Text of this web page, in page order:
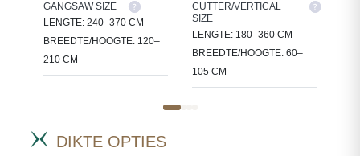
GANGSAW SIZE
LENGTE: 240–370 CM
BREEDTE/HOOGTE: 120–
210 CM
CUTTER/VERTICAL
SIZE
LENGTE: 180–360 CM
BREEDTE/HOOGTE: 60–
105 CM
DIKTE OPTIES